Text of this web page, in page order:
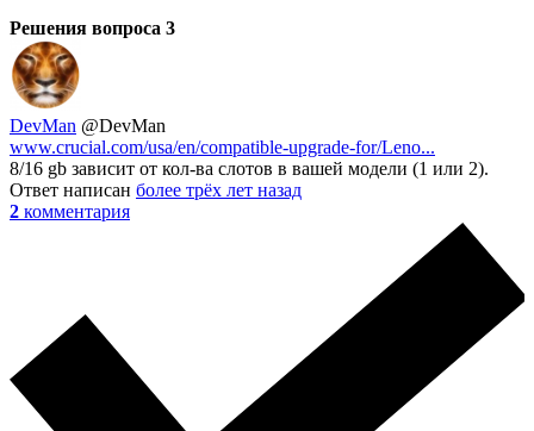
Решения вопроса 3
DevMan @DevMan
www.crucial.com/usa/en/compatible-upgrade-for/Leno...
8/16 gb зависит от кол-ва слотов в вашей модели (1 или 2).
Ответ написан более трёх лет назад
2 комментария